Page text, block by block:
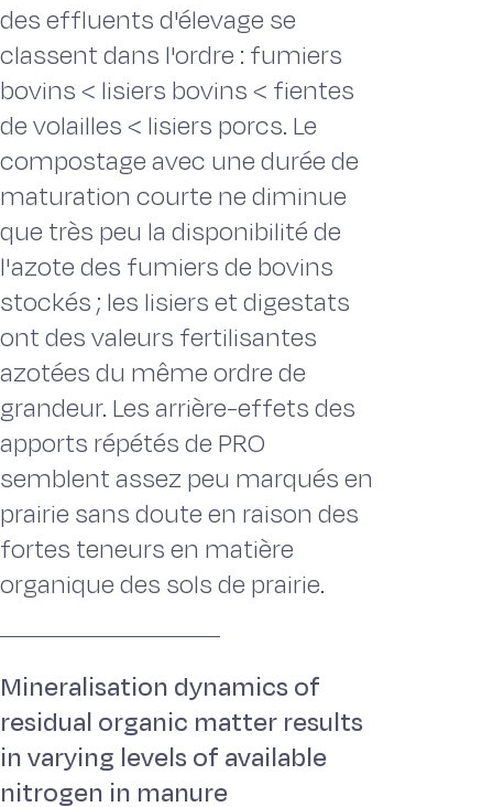
des effluents d'élevage se
classent dans l'ordre : fumiers
bovins < lisiers bovins < fientes
de volailles < lisiers porcs. Le
compostage avec une durée de
maturation courte ne diminue
que très peu la disponibilité de
l'azote des fumiers de bovins
stockés ; les lisiers et digestats
ont des valeurs fertilisantes
azotées du même ordre de
grandeur. Les arrière-effets des
apports répétés de PRO
semblent assez peu marqués en
prairie sans doute en raison des
fortes teneurs en matière
organique des sols de prairie.
Mineralisation dynamics of
residual organic matter results
in varying levels of available
nitrogen in manure